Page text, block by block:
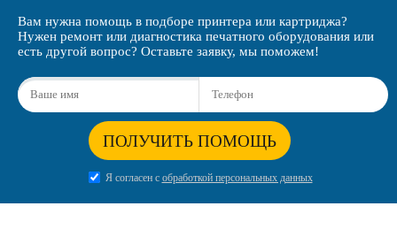
Вам нужна помощь в подборе принтера или картриджа?
Нужен ремонт или диагностика печатного оборудования или
есть другой вопрос? Оставьте заявку, мы поможем!
ПОЛУЧИТЬ ПОМОЩЬ
Я согласен с обработкой персональных данных